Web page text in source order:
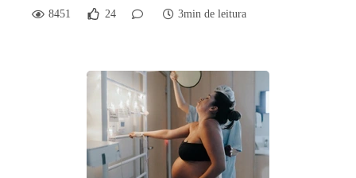
8451 24 3min de leitura